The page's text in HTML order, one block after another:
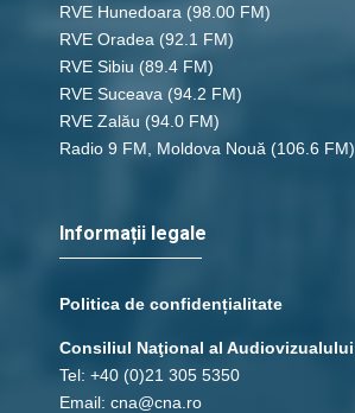
RVE Hunedoara (98.00 FM)
RVE Oradea (92.1 FM)
RVE Sibiu (89.4 FM)
RVE Suceava (94.2 FM)
RVE Zalău (94.0 FM)
Radio 9 FM, Moldova Nouă (106.6 FM)
Informații legale
Politica de confidențialitate
Consiliul Naţional al Audiovizualului
Tel: +40 (0)21 305 5350
Email: cna@cna.ro